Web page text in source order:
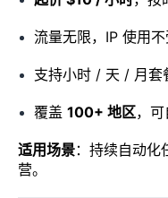
流量无限，IP 使用不
支持小时 / 天 / 月套
覆盖 100+ 地区，
适用场景：持续自动化
营。